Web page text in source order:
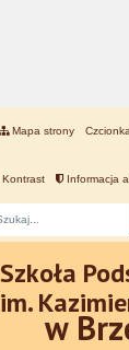
Mapa strony Czcionka
Informacja
Szkoła
im.
w